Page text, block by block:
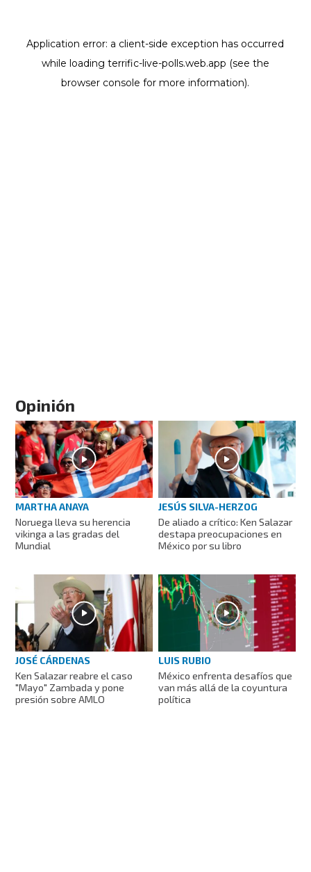
Opinión
MARTHA ANAYA
Noruega lleva su herencia
vikinga a las gradas del
Mundial
JESÚS SILVA-HERZOG
De aliado a crítico: Ken Salazar
destapa preocupaciones en
México por su libro
JOSÉ CÁRDENAS
Ken Salazar reabre el caso
"Mayo" Zambada y pone
presión sobre AMLO
LUIS RUBIO
México enfrenta desafíos que
van más allá de la coyuntura
política